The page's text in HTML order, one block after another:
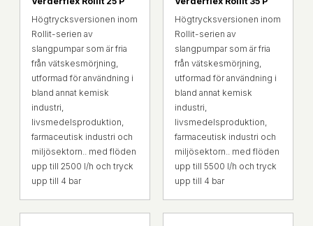
Högtrycksversionen inom
Rollit-serien av
slangpumpar som är fria
från vätskesmörjning,
utformad för användning i
bland annat kemisk
industri,
livsmedelsproduktion,
farmaceutisk industri och
miljösektorn.. med flöden
upp till 2500 l/h och tryck
upp till 4 bar
Högtrycksversionen inom
Rollit-serien av
slangpumpar som är fria
från vätskesmörjning,
utformad för användning i
bland annat kemisk
industri,
livsmedelsproduktion,
farmaceutisk industri och
miljösektorn.. med flöden
upp till 5500 l/h och tryck
upp till 4 bar